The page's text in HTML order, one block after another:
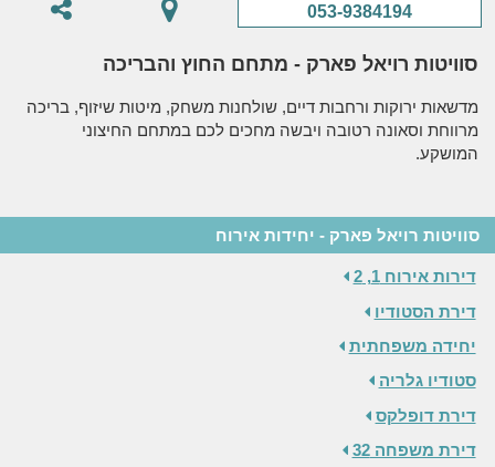
053-9384194
סוויטות רויאל פארק - מתחם החוץ והבריכה
מדשאות ירוקות ורחבות דיים, שולחנות משחק, מיטות שיזוף, בריכה
מרווחת וסאונה רטובה ויבשה מחכים לכם במתחם החיצוני
המושקע.
סוויטות רויאל פארק - יחידות אירוח
דירות אירוח 1, 2
דירת הסטודיו
יחידה משפחתית
סטודיו גלריה
דירת דופלקס
דירת משפחה 32